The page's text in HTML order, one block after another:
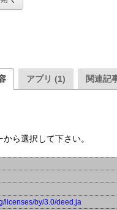
アプリ (1) 関連記
ら選択して下さい。
licenses/by/3.0/deed.ja